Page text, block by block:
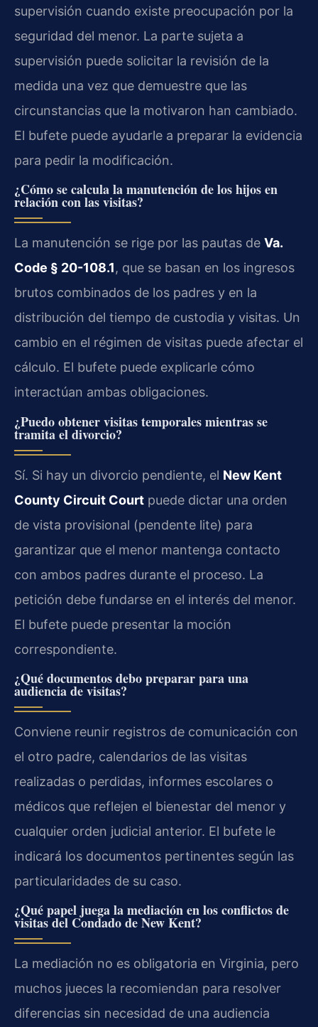
supervisión cuando existe preocupación por la
seguridad del menor. La parte sujeta a
supervisión puede solicitar la revisión de la
medida una vez que demuestre que las
circunstancias que la motivaron han cambiado.
El bufete puede ayudarle a preparar la evidencia
para pedir la modificación.
¿Cómo se calcula la manutención de los hijos en
relación con las visitas?
La manutención se rige por las pautas de Va.
Code § 20-108.1, que se basan en los ingresos
brutos combinados de los padres y en la
distribución del tiempo de custodia y visitas. Un
cambio en el régimen de visitas puede afectar el
cálculo. El bufete puede explicarle cómo
interactúan ambas obligaciones.
¿Puedo obtener visitas temporales mientras se
tramita el divorcio?
Sí. Si hay un divorcio pendiente, el New Kent
County Circuit Court puede dictar una orden
de vista provisional (pendente lite) para
garantizar que el menor mantenga contacto
con ambos padres durante el proceso. La
petición debe fundarse en el interés del menor.
El bufete puede presentar la moción
correspondiente.
¿Qué documentos debo preparar para una
audiencia de visitas?
Conviene reunir registros de comunicación con
el otro padre, calendarios de las visitas
realizadas o perdidas, informes escolares o
médicos que reflejen el bienestar del menor y
cualquier orden judicial anterior. El bufete le
indicará los documentos pertinentes según las
particularidades de su caso.
¿Qué papel juega la mediación en los conflictos de
visitas del Condado de New Kent?
La mediación no es obligatoria en Virginia, pero
muchos jueces la recomiendan para resolver
diferencias sin necesidad de una audiencia